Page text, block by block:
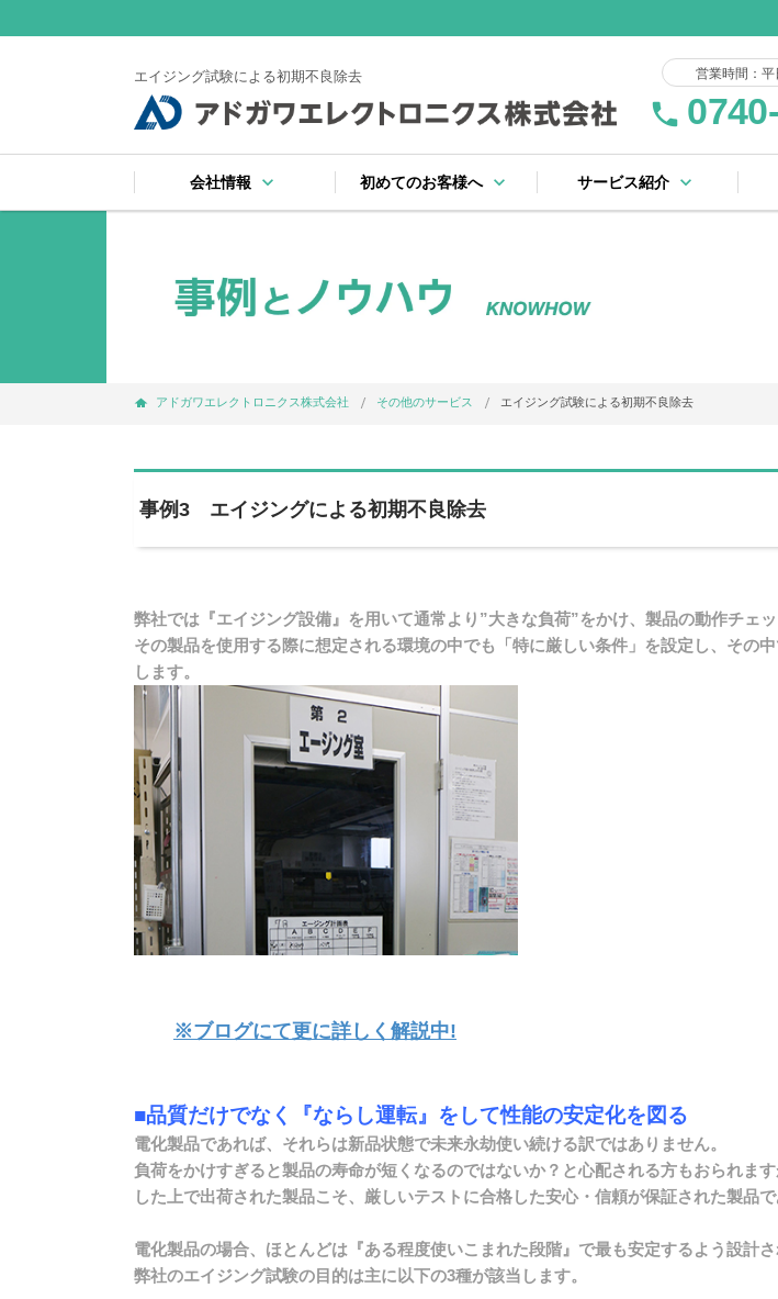
エイジング試験による初期不良除去 営業時間：
phone
会社情報 keyboard_arrow_down 初めてのお客様へ keyboard_arrow_down サービス紹介 keyboard_arrow_down
アドガワエレクトロニクス株式会社 その他のサービス エイジング試験による初期不良除去
事例3 エイジングによる初期不良除去
弊社では『エイジング設備』を用いて通常より”大きな負荷”をかけ、製品の動作チェッ
その製品を使用する際に想定される環境の中でも「特に厳しい条件」を設定し、その
します。
※ブログにて更に詳しく解説中!
■品質だけでなく『ならし運転』をして性能の安定化を図る
電化製品であれば、それらは新品状態で未来永劫使い続ける訳ではありません。
負荷をかけすぎると製品の寿命が短くなるのではないか？と心配される方もおられま
した上で出荷された製品こそ、厳しいテストに合格した安心・信頼が保証された製品で
電化製品の場合、ほとんどは『ある程度使いこまれた段階』で最も安定するよう設計さ
弊社のエイジング試験の目的は主に以下の3種が該当します。